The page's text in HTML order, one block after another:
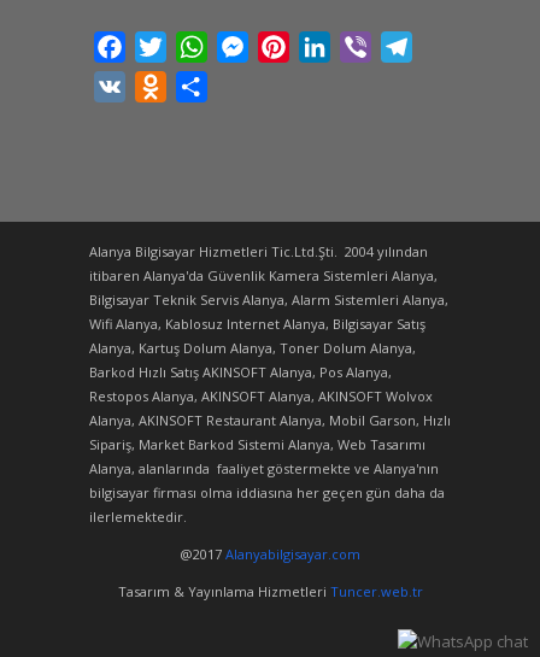
FacebookTwitterWhatsAppMessenger
PinterestLinkedIn
Viber
VK
Odnoklassniki
Alanya Bilgisayar Hizmetleri Tic.Ltd.Şti. 2004 yılından
itibaren Alanya'da Güvenlik Kamera Sistemleri Alanya,
Bilgisayar Teknik Servis Alanya, Alarm Sistemleri Alanya,
Wifi Alanya, Kablosuz Internet Alanya, Bilgisayar Satış
Alanya, Kartuş Dolum Alanya, Toner Dolum Alanya,
Barkod Hızlı Satış AKINSOFT Alanya, Pos Alanya,
Restopos Alanya, AKINSOFT Alanya, AKINSOFT Wolvox
Alanya, AKINSOFT Restaurant Alanya, Mobil Garson, Hızlı
Sipariş, Market Barkod Sistemi Alanya, Web Tasarımı
Alanya, alanlarında faaliyet göstermekte ve Alanya'nın
bilgisayar firması olma iddiasına her geçen gün daha da
ilerlemektedir.
@2017 Alanyabilgisayar.com
Tasarım & Yayınlama Hizmetleri Tuncer.web.tr